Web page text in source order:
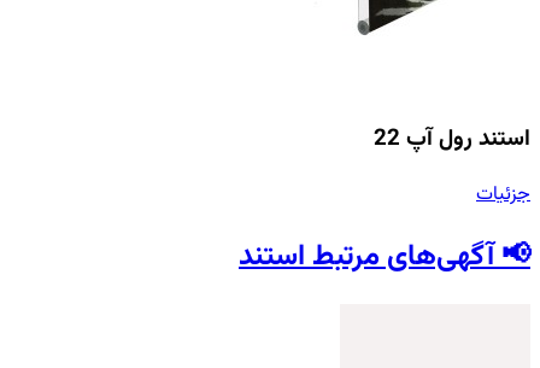
استند رول آپ 22
جزئیات
📢 آگهی‌های مرتبط استند